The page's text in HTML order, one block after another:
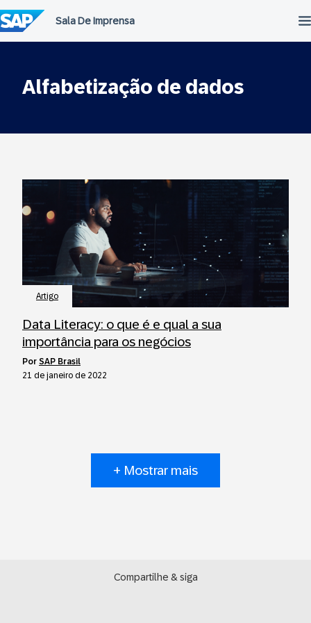
para
o
conteúdo
Alfabetização de dados
Artigo
Data Literacy: o que é e qual a sua
importância para os negócios
por SAP Brasil
21 de janeiro de 2022
+ Mostrar mais
Compartilhe & siga